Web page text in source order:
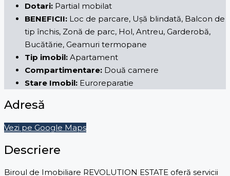
Dotari: Partial mobilat
BENEFICII: Loc de parcare, Ușă blindată, Balcon de
tip închis, Zonă de parc, Hol, Antreu, Garderobă,
Bucătărie, Geamuri termopane
Tip imobil: Apartament
Compartimentare: Două camere
Stare Imobil: Euroreparatie
Adresă
Vezi pe Google Maps
Descriere
Biroul de Imobiliare REVOLUTION ESTATE oferă servicii